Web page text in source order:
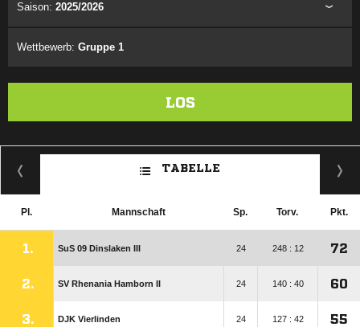
Saison: 2025/2026
Wettbewerb: Gruppe 1
LOS
TABELLE
Pl. Mannschaft Sp. Torv. Pkt.
1. SuS 09 Dinslaken III 24 248 : 12 72
2. SV Rhenania Hamborn II 24 140 : 40 60
3. DJK Vierlinden 24 127 : 42 55